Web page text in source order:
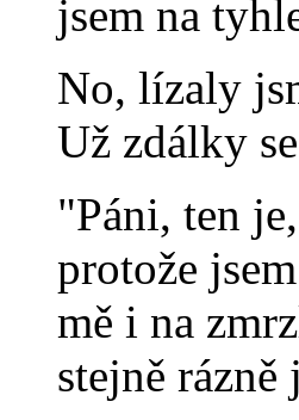
jsem na
No, lízaly
Už zdálky
"Páni, ten
protože
mě i na
stejně